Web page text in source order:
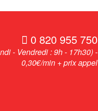
0 820 955 750
- Vendredi : 9h - 17h30) -
0,30€/min + prix appel